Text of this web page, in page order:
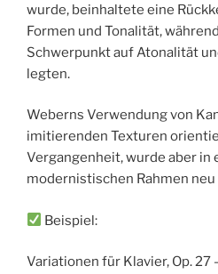
wurde, beinhaltete eine
Formen und Tonalität,
Schwerpunkt auf Atonalität
legten.
Weberns Verwendung von
imitierenden Texturen
Vergangenheit, wurde aber in
modernistischen Rahmen
Beispiel:
Variationen für Klavier, Op.